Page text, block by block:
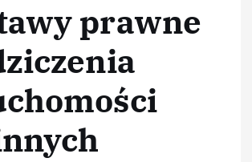
prawne